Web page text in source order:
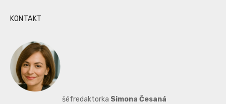
KONTAKT
šéfredaktorka Simona Česaná